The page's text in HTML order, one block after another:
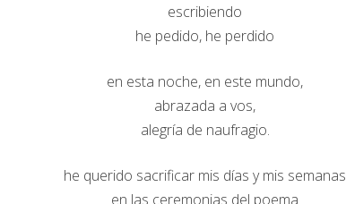
escribiendo
he pedido, he perdido
en esta noche, en este mundo,
abrazada a vos,
alegría de naufragio.
he querido sacrificar mis días y mis semanas
en las ceremonias del poema